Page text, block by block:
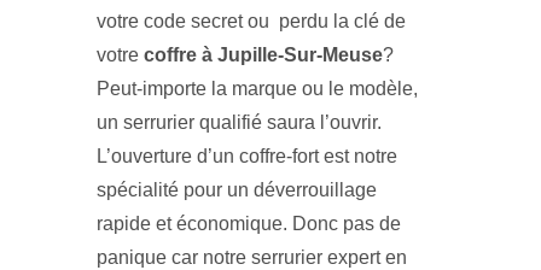
votre code secret ou perdu la clé de
votre coffre à Jupille-Sur-Meuse?
Peut-importe la marque ou le modèle,
un serrurier qualifié saura l’ouvrir.
L’ouverture d’un coffre-fort est notre
spécialité pour un déverrouillage
rapide et économique. Donc pas de
panique car notre serrurier expert en